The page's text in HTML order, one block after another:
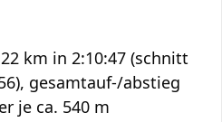
km in 2:10:47 (schnitt
gesamtauf-/abstieg
je ca. 540 m